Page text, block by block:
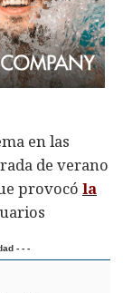
en las
de verano
provocó la
- - -